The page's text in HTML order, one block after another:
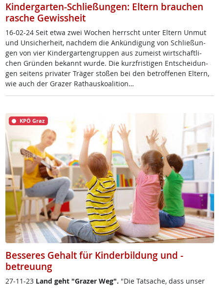
Kindergarten-Schließungen: Eltern brauchen
rasche Gewissheit
16-02-24 Seit et­wa zwei Wo­chen herrscht un­ter El­tern Un­mut
und Un­si­cher­heit, nach­dem die An­kün­di­gung von Sch­lie­ßun­
gen von vier Kin­der­gar­ten­grup­pen aus zu­meist wirt­schaft­li­
chen Grün­den be­kannt wur­de. Die kurz­fris­ti­gen Ent­schei­dun­
gen sei­tens pri­va­ter Trä­ger sto­ßen bei den be­trof­fe­nen El­tern,
wie auch der Gra­zer Rat­haus­koa­li­ti­on…
KPÖ Graz
Besseres Gehalt für Kinderbildung und -
betreuung
27-11-23 Land geht "Gra­zer Weg". "Die Tat­sa­che, dass un­ser